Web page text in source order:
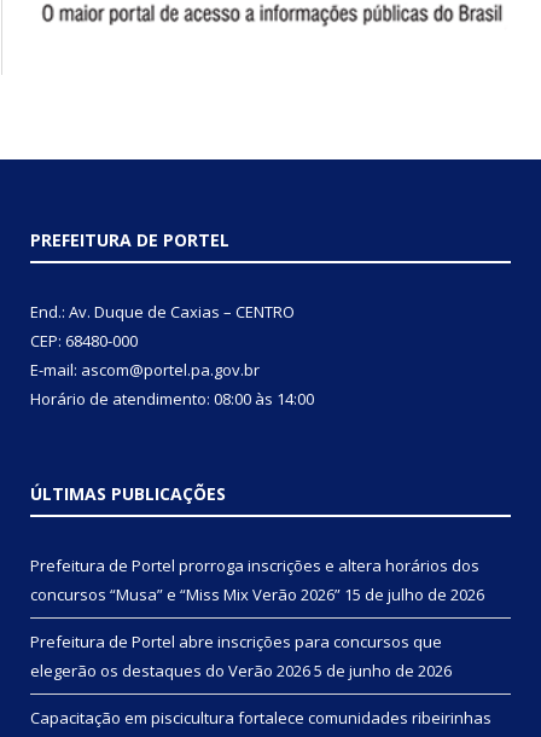
PREFEITURA DE PORTEL
End.: Av. Duque de Caxias – CENTRO
CEP: 68480-000
E-mail: ascom@portel.pa.gov.br
Horário de atendimento: 08:00 às 14:00
ÚLTIMAS PUBLICAÇÕES
Prefeitura de Portel prorroga inscrições e altera horários dos
concursos “Musa” e “Miss Mix Verão 2026” 15 de julho de 2026
Prefeitura de Portel abre inscrições para concursos que
elegerão os destaques do Verão 20265 de junho de 2026
Capacitação em piscicultura fortalece comunidades ribeirinhas